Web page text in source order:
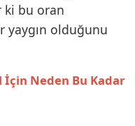
ki bu oran
yaygın olduğunu
İçin Neden Bu Kadar